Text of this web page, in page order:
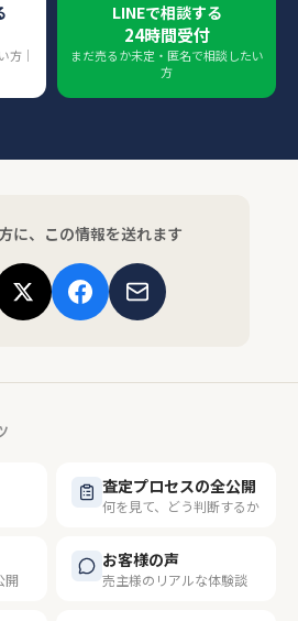
方｜
LINEで相談する
24時間受付
まだ売るか未定・匿名で相談したい
方
に、この情報を送れます
査定プロセスの全公開
何を見て、どう判断するか
開
お客様の声
売主様のリアルな体験談